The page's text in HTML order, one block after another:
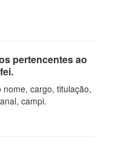
pertencentes ao
cargo, titulação,
campi.